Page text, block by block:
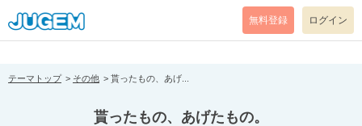
[pear_error: message="Success" code=0 mode=return level=notice
prefix="" info=""]
無料登録 ログイン
テーマトップ その他 貰ったもの、あげ...
貰ったもの、あげたもの。